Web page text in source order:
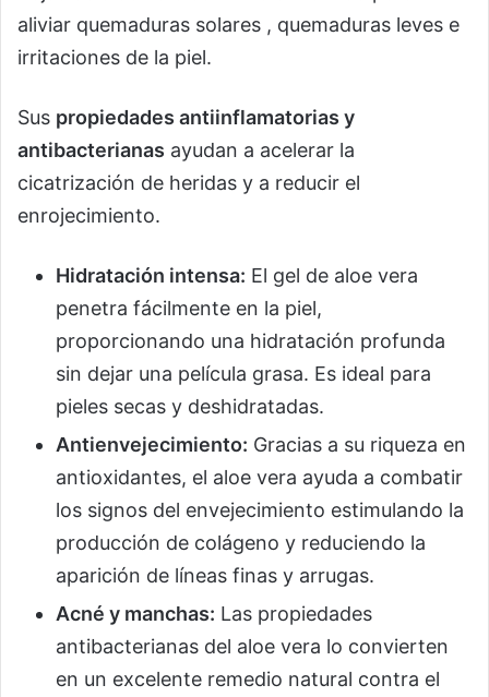
aliviar quemaduras solares , quemaduras leves e
irritaciones de la piel.
Sus propiedades antiinflamatorias y
antibacterianas ayudan a acelerar la
cicatrización de heridas y a reducir el
enrojecimiento.
Hidratación intensa: El gel de aloe vera
penetra fácilmente en la piel,
proporcionando una hidratación profunda
sin dejar una película grasa. Es ideal para
pieles secas y deshidratadas.
Antienvejecimiento: Gracias a su riqueza en
antioxidantes, el aloe vera ayuda a combatir
los signos del envejecimiento estimulando la
producción de colágeno y reduciendo la
aparición de líneas finas y arrugas.
Acné y manchas: Las propiedades
antibacterianas del aloe vera lo convierten
en un excelente remedio natural contra el